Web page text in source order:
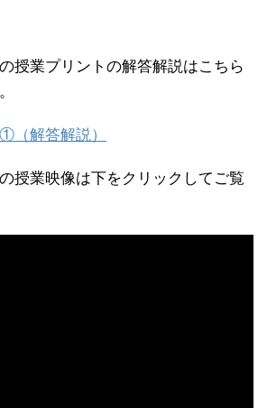
授業プリントの解答解説はこちら
（解答解説）
授業映像は下をクリックしてご覧